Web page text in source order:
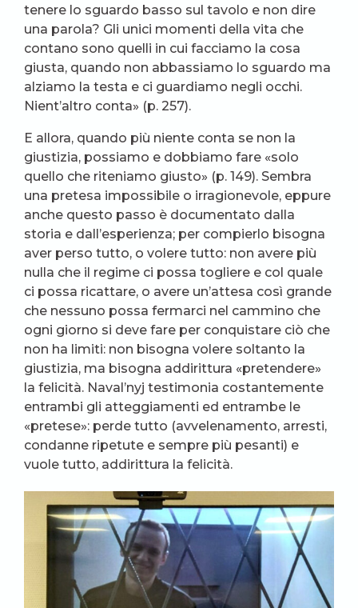
tenere lo sguardo basso sul tavolo e non dire
una parola? Gli unici momenti della vita che
contano sono quelli in cui facciamo la cosa
giusta, quando non abbassiamo lo sguardo ma
alziamo la testa e ci guardiamo negli occhi.
Nient’altro conta» (p. 257).
E allora, quando più niente conta se non la
giustizia, possiamo e dobbiamo fare «solo
quello che riteniamo giusto» (p. 149). Sembra
una pretesa impossibile o irragionevole, eppure
anche questo passo è documentato dalla
storia e dall’esperienza; per compierlo bisogna
aver perso tutto, o volere tutto: non avere più
nulla che il regime ci possa togliere e col quale
ci possa ricattare, o avere un’attesa così grande
che nessuno possa fermarci nel cammino che
ogni giorno si deve fare per conquistare ciò che
non ha limiti: non bisogna volere soltanto la
giustizia, ma bisogna addirittura «pretendere»
la felicità. Naval’nyj testimonia costantemente
entrambi gli atteggiamenti ed entrambe le
«pretese»: perde tutto (avvelenamento, arresti,
condanne ripetute e sempre più pesanti) e
vuole tutto, addirittura la felicità.